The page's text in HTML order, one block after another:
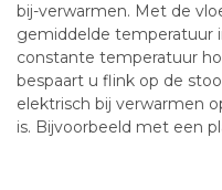
bij-verwarmen. Met de
gemiddelde temperatuur
constante temperatuur
bespaart u flink op de
elektrisch bij verwarmen
is. Bijvoorbeeld met een